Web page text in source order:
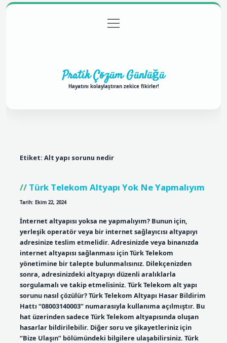
Gizlilik Politikası
menüyü
aç
Pratik Çözüm Günlüğü
Hayatını kolaylaştıran zekice fikirler!
Etiket: Alt yapı sorunu nedir
Türk Telekom Altyapı Yok Ne Yapmalıyım
Tarih: Ekim 22, 2024
İnternet altyapısı yoksa ne yapmalıyım? Bunun için,
yerleşik operatör veya bir internet sağlayıcısı altyapıyı
adresinize teslim etmelidir. Adresinizde veya binanızda
internet altyapısı sağlanması için Türk Telekom
yönetimine bir talepte bulunmalısınız. Dilekçenizden
sonra, adresinizdeki altyapıyı düzenli aralıklarla
sorgulamalı ve takip etmelisiniz. Türk Telekom alt yapı
sorunu nasıl çözülür? Türk Telekom Altyapı Hasar Bildirim
Hattı “08003140003” numarasıyla kullanıma açılmıştır. Bu
hat üzerinden sadece Türk Telekom altyapısında oluşan
hasarlar bildirilebilir. Diğer soru ve şikayetleriniz için
“Bize Ulaşın” bölümündeki bilgilere ulaşabilirsiniz. Türk